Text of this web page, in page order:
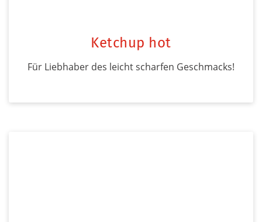
Ketchup hot
Für Liebhaber des leicht scharfen Geschmacks!